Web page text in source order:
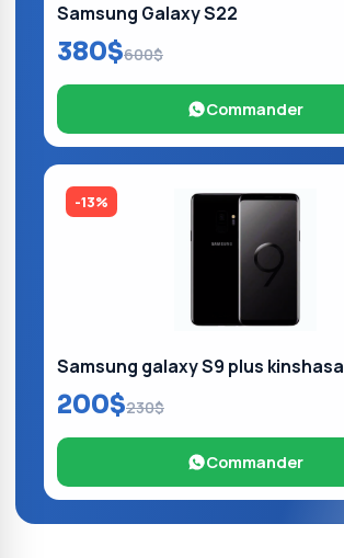
Samsung Galaxy S22
380$600$
Commander
-13%
Samsung galaxy S9 plus kinshasa
200$230$
Commander